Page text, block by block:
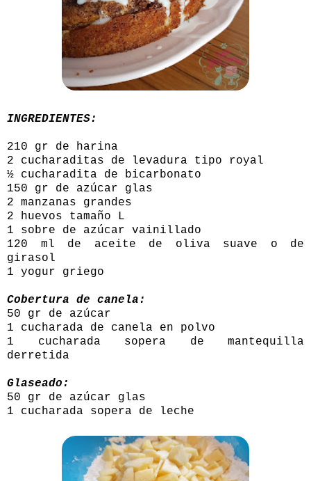
INGREDIENTES:
210 gr de harina
2 cucharaditas de levadura tipo royal
½ cucharadita de bicarbonato
150 gr de azúcar glas
2 manzanas grandes
2 huevos tamaño L
1 sobre de azúcar vainillado
120 ml de aceite de oliva suave o de
girasol
1 yogur griego
Cobertura de canela:
50 gr de azúcar
1 cucharada de canela en polvo
1 cucharada sopera de mantequilla
derretida
Glaseado:
50 gr de azúcar glas
1 cucharada sopera de leche